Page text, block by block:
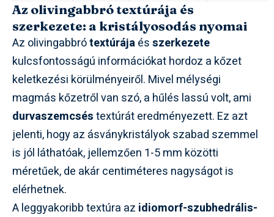
Az olivingabbró textúrája és
szerkezete: a kristályosodás nyomai
Az olivingabbrótextúrájaésszerkezete
kulcsfontosságú információkat hordoz a kőzet
keletkezési körülményeiről. Mivel mélységi
magmás kőzetről van szó, a hűlés lassú volt, ami
durvaszemcséstextúrát eredményezett. Ez azt
jelenti, hogy az ásványkristályok szabad szemmel
is jól láthatóak, jellemzően 1-5 mm közötti
méretűek, de akár centiméteres nagyságot is
elérhetnek.
A leggyakoribb textúra az idiomorf-szubhedrális-